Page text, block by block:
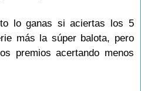
lo ganas si aciertas los 5
más la súper balota, pero
premios acertando menos